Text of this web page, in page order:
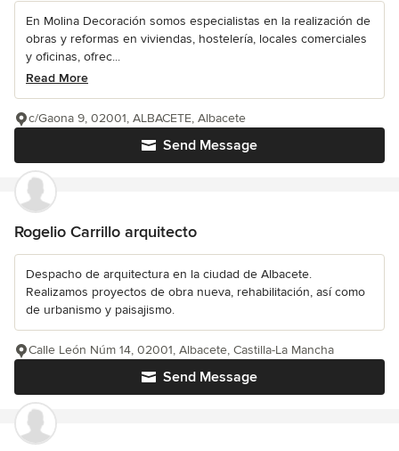
En Molina Decoración somos especialistas en la realización de
obras y reformas en viviendas, hostelería, locales comerciales
y oficinas, ofrec...
Read More
Send Message
c/Gaona 9, 02001, ALBACETE, Albacete
Rogelio Carrillo arquitecto
Despacho de arquitectura en la ciudad de Albacete.
Realizamos proyectos de obra nueva, rehabilitación, así como
de urbanismo y paisajismo.
Send Message
Calle León Núm 14, 02001, Albacete, Castilla-La Mancha